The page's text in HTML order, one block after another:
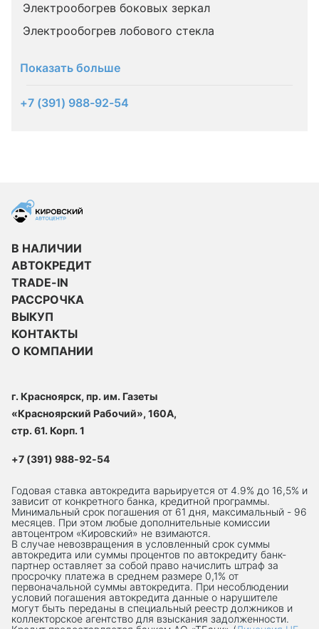
Электрообогрев боковых зеркал
Электрообогрев лобового стекла
Показать больше
+7 (391) 988-92-54
В НАЛИЧИИ
АВТОКРЕДИТ
TRADE-IN
РАССРОЧКА
ВЫКУП
КОНТАКТЫ
О КОМПАНИИ
г. Красноярск, пр. им. Газеты
«Красноярский Рабочий», 160А,
стр. 61. Корп. 1
+7 (391) 988-92-54
Годовая ставка автокредита варьируется от 4.9% до 16,5% и
зависит от конкретного банка, кредитной программы.
Минимальный срок погашения от 61 дня, максимальный - 96
месяцев. При этом любые дополнительные комиссии
автоцентром «Кировский» не взимаются.
В случае невозвращения в условленный срок суммы
автокредита или суммы процентов по автокредиту банк-
партнер оставляет за собой право начислить штраф за
просрочку платежа в среднем размере 0,1% от
первоначальной суммы автокредита. При несоблюдении
условий погашения автокредита данные о нарушителе
могут быть переданы в специальный реестр должников и
коллекторское агентство для взыскания задолженности.